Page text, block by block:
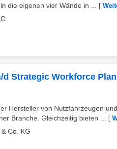
die eigenen vier Wände in ...
[
d Strategic Workforce
Hersteller von Nutzfahrzeugen
Branche. Gleichzeitig bieten ...
[
Co. KG